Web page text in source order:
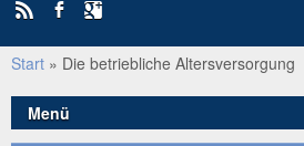
Start » Die betriebliche Altersversorgung
Menü